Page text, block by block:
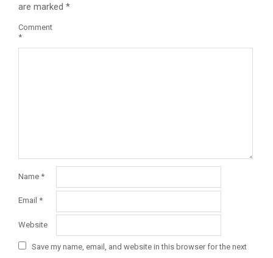
are marked *
Comment
*
Name *
Email *
Website
Save my name, email, and website in this browser for the next